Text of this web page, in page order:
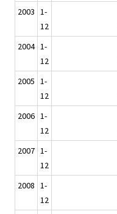
2003 1-
12
2004 1-
12
2005 1-
12
2006 1-
12
2007 1-
12
2008 1-
12